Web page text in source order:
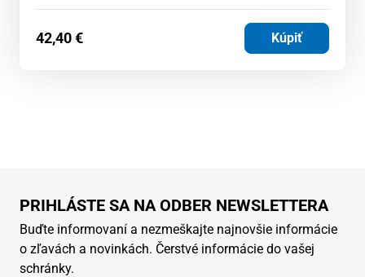
42,40€ Kúpiť
PRIHLÁSTE SA NA ODBER NEWSLETTERA
Buďte informovaní a nezmeškajte najnovšie informácie
o zľavách a novinkách. Čerstvé informácie do vašej
schránky.